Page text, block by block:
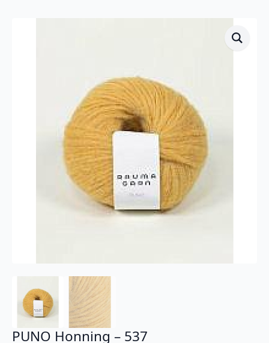
PUNO Honning – 537